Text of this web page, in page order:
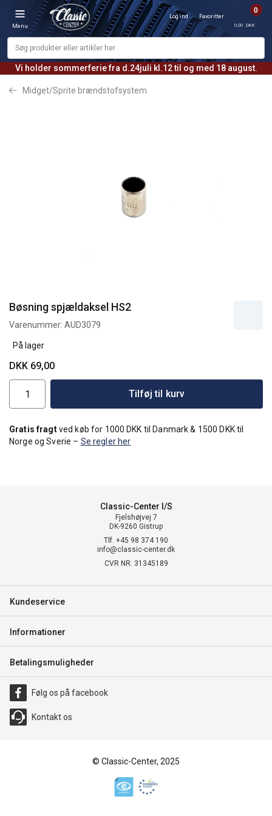
Vi holder sommerferie fra d.24juli kl.12 til og med 18 august.
Menu
Log ind Favoritter
0
0,00 DKK
Midget/Sprite brændstofsystem
Bøsning spjældaksel HS2
Varenummer: AUD3079
På lager
DKK 69,00
Tilføj til kurv
Gratis fragtved køb for 1000 DKK til Danmark & 1500 DKK til
Norge og Sverie – Se regler her
Classic-Center I/S
Fjelshøjvej 7
DK-9260 Gistrup
Tlf. +45 98 374 190
info@classic-center.dk
CVR NR. 31345189
Kundeservice
Informationer
Betalingsmuligheder
Følg os på facebook
Kontakt os
© Classic-Center, 2025